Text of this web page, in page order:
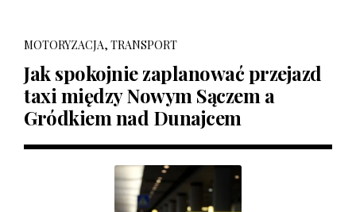
MOTORYZACJA, TRANSPORT
Jak spokojnie zaplanować przejazd
taxi między Nowym Sączem a
Gródkiem nad Dunajcem